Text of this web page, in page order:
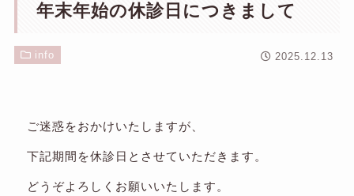
年末年始の休診日につきまして
info 2025.12.13
ご迷惑をおかけいたしますが、
下記期間を休診日とさせていただきます。
どうぞよろしくお願いいたします。